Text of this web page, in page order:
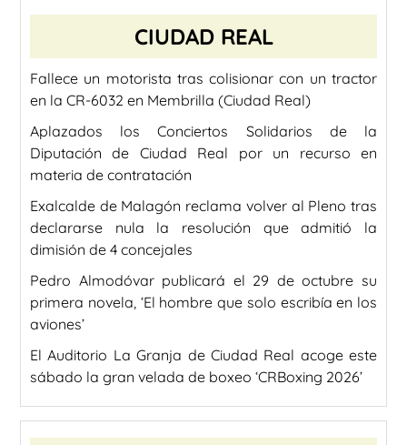
CIUDAD REAL
Fallece un motorista tras colisionar con un tractor
en la CR-6032 en Membrilla (Ciudad Real)
Aplazados los Conciertos Solidarios de la
Diputación de Ciudad Real por un recurso en
materia de contratación
Exalcalde de Malagón reclama volver al Pleno tras
declararse nula la resolución que admitió la
dimisión de 4 concejales
Pedro Almodóvar publicará el 29 de octubre su
primera novela, ‘El hombre que solo escribía en los
aviones’
El Auditorio La Granja de Ciudad Real acoge este
sábado la gran velada de boxeo ‘CRBoxing 2026’